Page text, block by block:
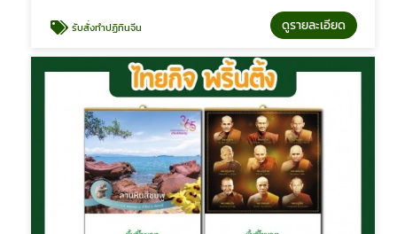
รับสั่งทำปฏิทินจีน ดูรายละเอียด